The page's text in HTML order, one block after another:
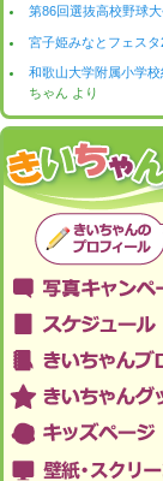
第86回選抜高校野球
宮子姫みなとフェスタ
和歌山大学附属小学
ちゃん より